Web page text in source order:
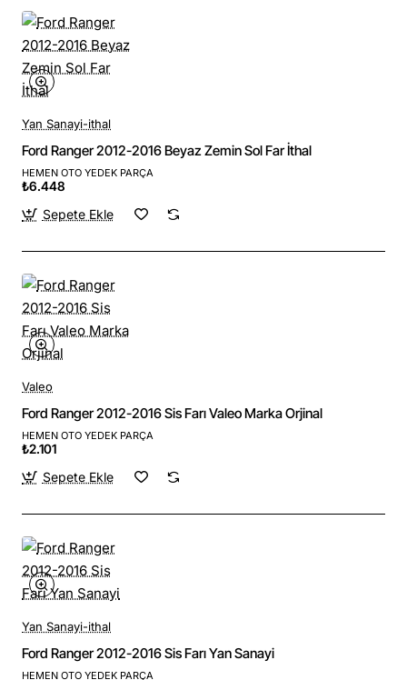
Yan Sanayi-ithal
Ford Ranger 2012-2016 Beyaz Zemin Sol Far İthal
HEMEN OTO YEDEK PARÇA
₺6.448
Sepete Ekle
Valeo
Ford Ranger 2012-2016 Sis Farı Valeo Marka Orjinal
HEMEN OTO YEDEK PARÇA
₺2.101
Sepete Ekle
Yan Sanayi-ithal
Ford Ranger 2012-2016 Sis Farı Yan Sanayi
HEMEN OTO YEDEK PARÇA